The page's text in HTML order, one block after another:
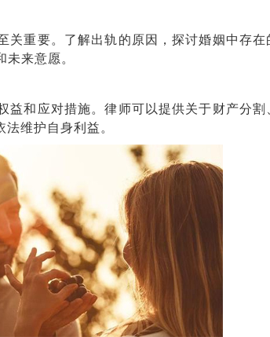
重要。了解出轨的原因，探讨婚姻中存在
来意愿。
和应对措施。律师可以提供关于财产分割
维护自身利益。